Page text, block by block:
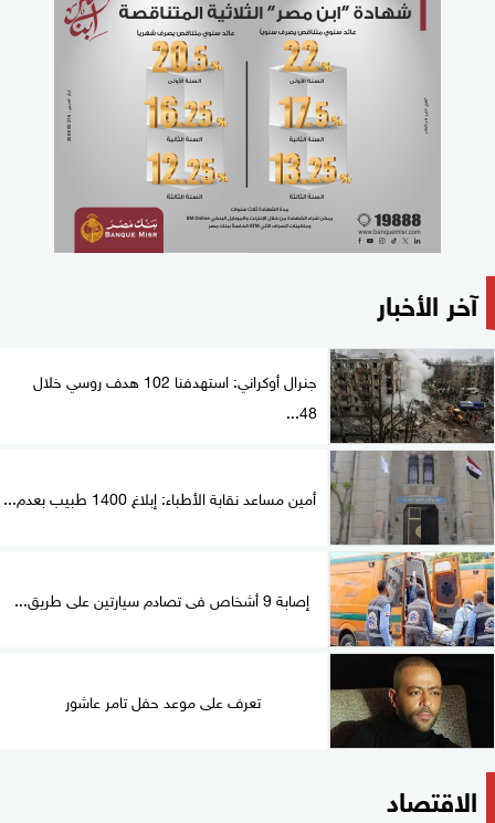
آخر الأخبار
جنرال أوكراني: استهدفنا 102 هدف روسي خلال
48...
أمين مساعد نقابة الأطباء: إبلاغ 1400 طبيب بعدم...
إصابة 9 أشخاص فى تصادم سيارتين على طريق...
تعرف على موعد حفل تامر عاشور
الاقتصاد